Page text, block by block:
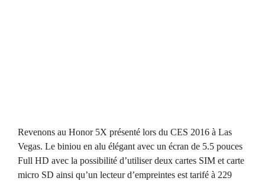
Revenons au Honor 5X présenté lors du CES 2016 à Las
Vegas. Le biniou en alu élégant avec un écran de 5.5 pouces
Full HD avec la possibilité d’utiliser deux cartes SIM et carte
micro SD ainsi qu’un lecteur d’empreintes est tarifé à 229